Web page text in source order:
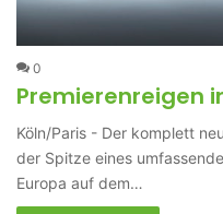
0
Premierenreigen
Köln/Paris - Der komplett
der Spitze eines
Europa auf dem…